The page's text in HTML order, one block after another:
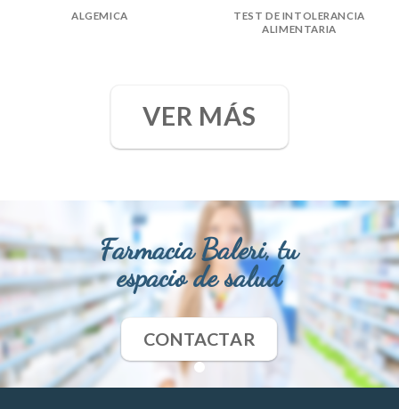
ALGEMICA
TEST DE INTOLERANCIA
ALIMENTARIA
VER MÁS
Farmacia Baleri, tu
espacio de salud
CONTACTAR